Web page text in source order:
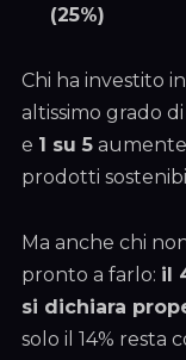
(25%)
Chi ha investito
altissimo grado
e 1 su 5
prodotti
Ma anche chi
pronto a farlo: il
si dichiara
solo il 14% resta